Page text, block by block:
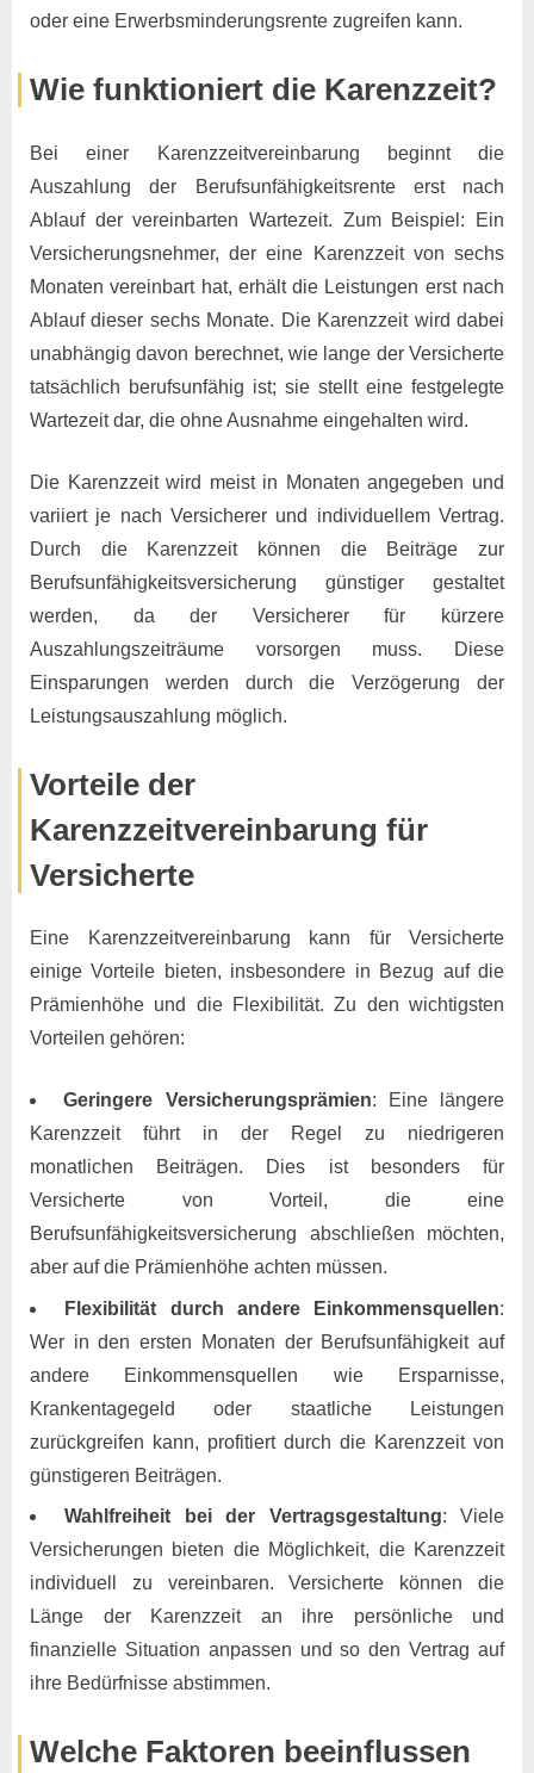
oder eine Erwerbsminderungsrente zugreifen kann.
Wie funktioniert die Karenzzeit?
Bei einer Karenzzeitvereinbarung beginnt die
Auszahlung der Berufsunfähigkeitsrente erst nach
Ablauf der vereinbarten Wartezeit. Zum Beispiel: Ein
Versicherungsnehmer, der eine Karenzzeit von sechs
Monaten vereinbart hat, erhält die Leistungen erst nach
Ablauf dieser sechs Monate. Die Karenzzeit wird dabei
unabhängig davon berechnet, wie lange der Versicherte
tatsächlich berufsunfähig ist; sie stellt eine festgelegte
Wartezeit dar, die ohne Ausnahme eingehalten wird.
Die Karenzzeit wird meist in Monaten angegeben und
variiert je nach Versicherer und individuellem Vertrag.
Durch die Karenzzeit können die Beiträge zur
Berufsunfähigkeitsversicherung günstiger gestaltet
werden, da der Versicherer für kürzere
Auszahlungszeiträume vorsorgen muss. Diese
Einsparungen werden durch die Verzögerung der
Leistungsauszahlung möglich.
Vorteile der
Karenzzeitvereinbarung für
Versicherte
Eine Karenzzeitvereinbarung kann für Versicherte
einige Vorteile bieten, insbesondere in Bezug auf die
Prämienhöhe und die Flexibilität. Zu den wichtigsten
Vorteilen gehören:
Geringere Versicherungsprämien: Eine längere
Karenzzeit führt in der Regel zu niedrigeren
monatlichen Beiträgen. Dies ist besonders für
Versicherte von Vorteil, die eine
Berufsunfähigkeitsversicherung abschließen möchten,
aber auf die Prämienhöhe achten müssen.
Flexibilität durch andere Einkommensquellen:
Wer in den ersten Monaten der Berufsunfähigkeit auf
andere Einkommensquellen wie Ersparnisse,
Krankentagegeld oder staatliche Leistungen
zurückgreifen kann, profitiert durch die Karenzzeit von
günstigeren Beiträgen.
Wahlfreiheit bei der Vertragsgestaltung: Viele
Versicherungen bieten die Möglichkeit, die Karenzzeit
individuell zu vereinbaren. Versicherte können die
Länge der Karenzzeit an ihre persönliche und
finanzielle Situation anpassen und so den Vertrag auf
ihre Bedürfnisse abstimmen.
Welche Faktoren beeinflussen